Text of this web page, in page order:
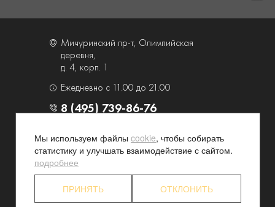
Мичуринский пр-т, Олимпийская
деревня,
д. 4, корп. 1
Ежедневно с 11.00 до 21.00
8 (495) 739-86-76
О компании
Услуги
Контакты и схема проезда
Наши преимущества
Партнерские программы
Конфиденциальность
Акционерам
Мы используем файлы cookie, чтобы собирать
статистику и улучшать взаимодействие с сайтом.
подробнее
ПРИНЯТЬ ОТКЛОНИТЬ